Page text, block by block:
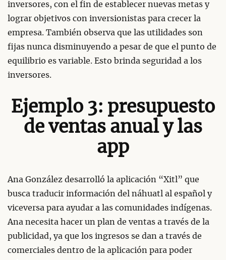
inversores, con el fin de establecer nuevas metas y
lograr objetivos con inversionistas para crecer la
empresa. También observa que las utilidades son
fijas nunca disminuyendo a pesar de que el punto de
equilibrio es variable. Esto brinda seguridad a los
inversores.
Ejemplo 3: presupuesto
de ventas anual y las
app
Ana González desarrolló la aplicación “Xitl” que
busca traducir información del náhuatl al español y
viceversa para ayudar a las comunidades indígenas.
Ana necesita hacer un plan de ventas a través de la
publicidad, ya que los ingresos se dan a través de
comerciales dentro de la aplicación para poder